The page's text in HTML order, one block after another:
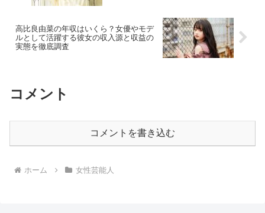
高比良由菜の年収はいくら？女優やモデ
ルとして活躍する彼女の収入源と収益の
実態を徹底調査
コメント
コメントを書き込む
ホーム 女性芸能人